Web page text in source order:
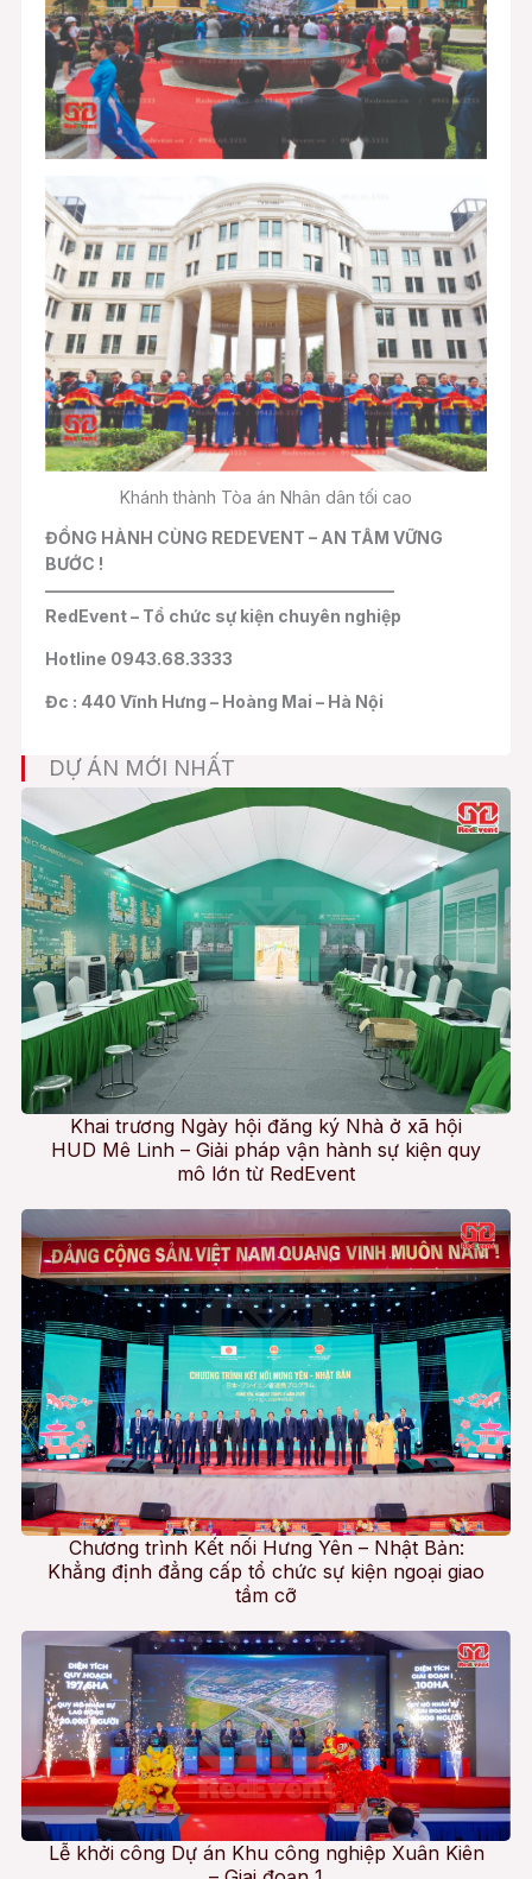
Khánh thành Tòa án Nhân dân tối cao
ĐỒNG HÀNH CÙNG REDEVENT – AN TÂM VỮNG
BƯỚC !
—————————————————————
RedEvent – Tổ chức sự kiện chuyên nghiệp
Hotline 0943.68.3333
Đc : 440 Vĩnh Hưng – Hoàng Mai – Hà Nội
DỰ ÁN MỚI NHẤT
Khai trương Ngày hội đăng ký Nhà ở xã hội
HUD Mê Linh – Giải pháp vận hành sự kiện quy
mô lớn từ RedEvent
Chương trình Kết nối Hưng Yên – Nhật Bản:
Khẳng định đẳng cấp tổ chức sự kiện ngoại giao
tầm cỡ
Lễ khởi công Dự án Khu công nghiệp Xuân Kiên